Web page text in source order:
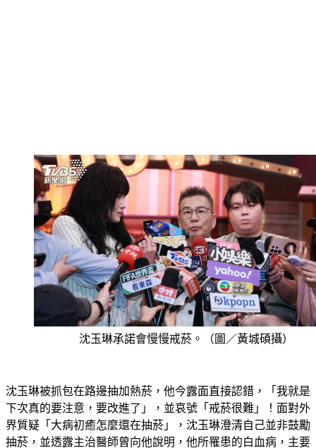
沈玉琳承諾會慢慢戒菸。（圖／黃城碩攝）
沈玉琳被抓包在路邊抽加熱菸，他今露面直接認錯，「我就是
下次真的要注意，要改進了」，並哀號「戒菸很難」！面對外
界質疑「大病初癒怎麼還在抽菸」，沈玉琳澄清自己並非鼓勵
抽菸，並透露主治醫師曾向他說明，他所罹患的白血病，主要